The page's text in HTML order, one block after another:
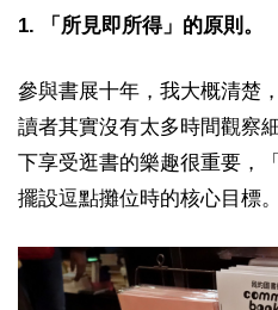
1. 「所見即所得」的原則。
參與書展十年，我大概清楚
讀者其實沒有太多時間觀察
下享受逛書的樂趣很重要，
擺設逗點攤位時的核心目標。